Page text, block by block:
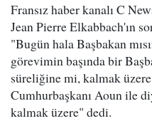
Fransız haber kanalı C
Jean Pierre Elkabbach'ın
"Bugün hala Başbakan
görevimin başında bir
süreliğine mi, kalmak
Cumhurbaşkanı Aoun ile
kalmak üzere" dedi.